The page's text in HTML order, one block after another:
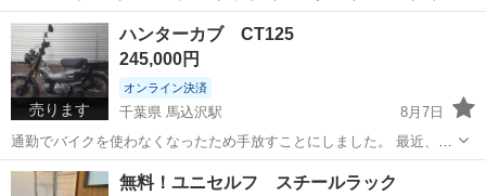
ダイヤル式の火力調節が特徴です。 ヨーロッパのガスコンロをイメー
ジしたコンパクトなデザインです。 火力は5段階調節可能で、揚げ物
モードも搭載されています...
大阪 大阪市 関目駅 キッチン家電
売ります
ハンターカブ CT125
245,000円
オンライン決済
千葉県 馬込沢駅
8月7日
通勤でバイクを使わなくなったため手放すことにしました。 最近、日
に数滴のオイル漏れが見られることもあって取り引き価格を大幅に下
げて出品しました。場合によってはさらに値下げも可能です。 令和5
千葉 鎌ケ谷市
無料！ユニセルフ スチールラック